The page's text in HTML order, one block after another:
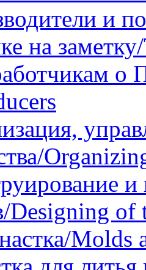
и
на
о
и
Designing of
Molds